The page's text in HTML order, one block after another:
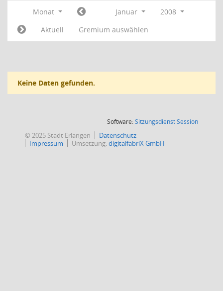
Monat Januar
2008
Aktuell
Gremium auswählen
Keine Daten gefunden.
Software:SitzungsdienstSession(Wird in
© 2025 Stadt Erlangen
Datenschutz
Impressum
Umsetzung:digitalfabriX GmbH